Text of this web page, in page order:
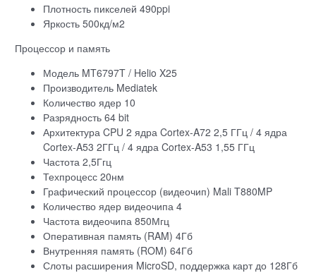
Плотность пикселей 490ppi
Яркость 500кд/м2
Процессор и память
Модель MT6797T / Helio X25
Производитель Mediatek
Количество ядер 10
Разрядность 64 bit
Архитектура CPU 2 ядра Cortex-A72 2,5 ГГц / 4 ядра
Cortex-A53 2ГГц / 4 ядра Cortex-A53 1,55 ГГц
Частота 2,5Ггц
Техпроцесс 20нм
Графический процессор (видеочип) Mali T880MP
Количество ядер видеочипа 4
Частота видеочипа 850Мгц
Оперативная память (RAM) 4Гб
Внутренняя память (ROM) 64Гб
Слоты расширения MicroSD, поддержка карт до 128Гб